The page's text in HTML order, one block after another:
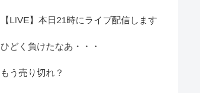
【LIVE】本日21時にライブ配信します
ひどく負けたなあ・・・
もう売り切れ？